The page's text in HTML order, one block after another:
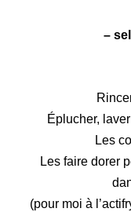
–
Éplucher,
Les
Les faire dorer
(pour moi à l’